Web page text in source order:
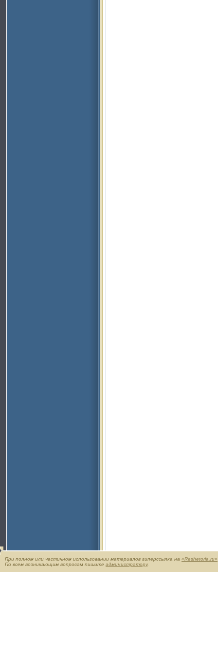
При полном или частичном использовании материалов гиперссылка на «Reshetoria.ru»
По всем возникающим вопросам пишите администратору.